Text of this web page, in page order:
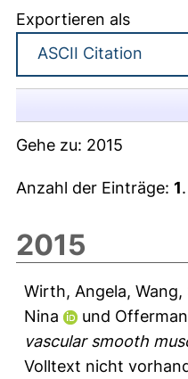
Exportieren als
Gehe zu: 2015
Anzahl der Einträge: 1.
2015
Wirth, Angela, Wang,
Nina
und
vascular smooth
Volltext nicht